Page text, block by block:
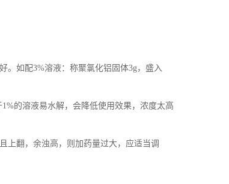
。如配3%溶液：称聚氯化铝固体3g，盛入
的溶液易水解，会降低使用效果，浓度太高
上翻，余浊高，则加药量过大，应适当调